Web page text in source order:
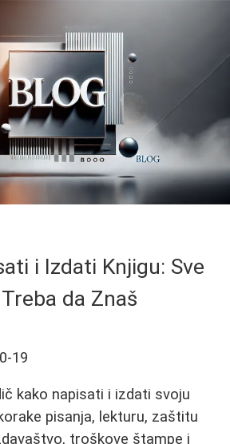
i Izdati Knjigu: Sve
da Znaš
19
kako napisati i izdati svoju
pisanja, lekturu, zaštitu
troškove štampe i